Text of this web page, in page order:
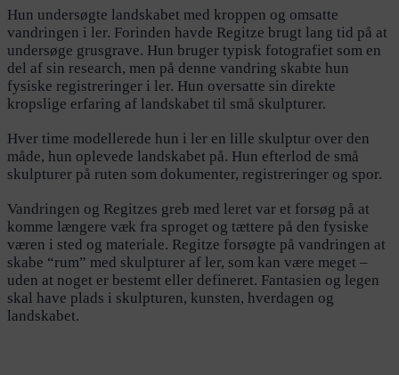
Hun undersøgte landskabet med kroppen og omsatte
vandringen i ler. Forinden havde Regitze brugt lang tid på at
undersøge grusgrave. Hun bruger typisk fotografiet som en
del af sin research, men på denne vandring skabte hun
fysiske registreringer i ler. Hun oversatte sin direkte
kropslige erfaring af landskabet til små skulpturer.
Hver time modellerede hun i ler en lille skulptur over den
måde, hun oplevede landskabet på. Hun efterlod de små
skulpturer på ruten som dokumenter, registreringer og spor.
Vandringen og Regitzes greb med leret var et forsøg på at
komme længere væk fra sproget og tættere på den fysiske
væren i sted og materiale. Regitze forsøgte på vandringen at
skabe “rum” med skulpturer af ler, som kan være meget –
uden at noget er bestemt eller defineret. Fantasien og legen
skal have plads i skulpturen, kunsten, hverdagen og
landskabet.